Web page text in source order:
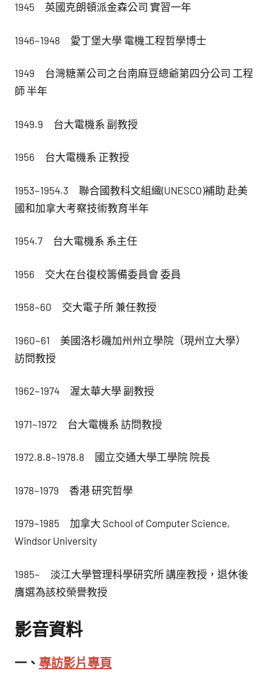
1945 英國克朗頓派金森公司 實習一年
1946~1948 愛丁堡大學 電機工程哲學博士
1949 台灣糖業公司之台南麻豆總爺第四分公司 工程
師 半年
1949.9 台大電機系 副教授
1956 台大電機系 正教授
1953~1954.3 聯合國教科文組織(UNESCO)補助 赴美
國和加拿大考察技術教育半年
1954.7 台大電機系 系主任
1956 交大在台復校籌備委員會 委員
1958~60 交大電子所 兼任教授
1960~61 美國洛杉磯加州州立學院（現州立大學）
訪問教授
1962~1974 渥太華大學 副教授
1971~1972 台大電機系 訪問教授
1972.8.8~1978.8 國立交通大學工學院 院長
1978~1979 香港 研究哲學
1979~1985 加拿大 School of Computer Science,
Windsor University
1985~ 淡江大學管理科學研究所 講座教授，退休後
膺選為該校榮譽教授
影音資料
一、 專訪影片專頁